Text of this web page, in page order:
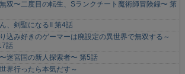
双〜二度目の転生、Sランクチート魔術師冒険録〜 第
、剣聖になるII 第4話
込み好きのゲーマーは廃設定の異世界で無双する～
話
迷宮国の新人探索者〜 第5話
界行ったら本気だす～